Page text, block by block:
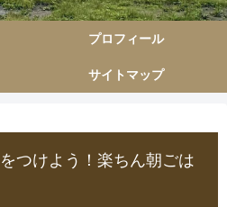
プロフィール
サイトマップ
つけよう！楽ちん朝ごは